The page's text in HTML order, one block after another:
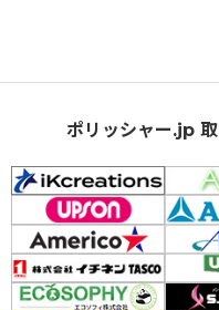
ポリッシャー.jp